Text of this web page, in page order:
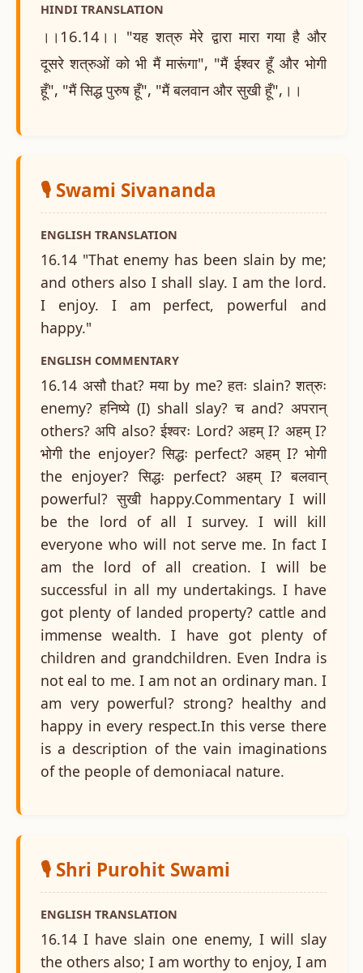
HINDI TRANSLATION
।।16.14।। "यह शत्रु मेरे द्वारा मारा गया है और
दूसरे शत्रुओं को भी मैं मारूंगा", "मैं ईश्वर हूँ और भोगी
हूँ", "मैं सिद्ध पुरुष हूँ", "मैं बलवान और सुखी हूँ",।।
🎙️ Swami Sivananda
ENGLISH TRANSLATION
16.14 "That enemy has been slain by me;
and others also I shall slay. I am the lord.
I enjoy. I am perfect, powerful and
happy."
ENGLISH COMMENTARY
16.14 असौ that? मया by me? हतः slain? शत्रुः
enemy? हनिष्ये (I) shall slay? च and? अपरान्
others? अपि also? ईश्वरः Lord? अहम् I? अहम् I?
भोगी the enjoyer? सिद्धः perfect? अहम् I? भोगी
the enjoyer? सिद्धः perfect? अहम् I? बलवान्
powerful? सुखी happy.Commentary I will
be the lord of all I survey. I will kill
everyone who will not serve me. In fact I
am the lord of all creation. I will be
successful in all my undertakings. I have
got plenty of landed property? cattle and
immense wealth. I have got plenty of
children and grandchildren. Even Indra is
not eal to me. I am not an ordinary man. I
am very powerful? strong? healthy and
happy in every respect.In this verse there
is a description of the vain imaginations
of the people of demoniacal nature.
🎙️ Shri Purohit Swami
ENGLISH TRANSLATION
16.14 I have slain one enemy, I will slay
the others also; I am worthy to enjoy, I am